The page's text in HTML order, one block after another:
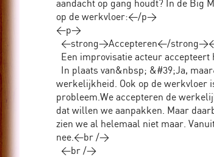
aandacht op gang houdt? In de Big
op de werkvloer:</p>
<p>
<strong>Accepteren</
Een improvisatie acteur
In plaats van&nbsp; &#39;Ja,
werkelijkheid. Ook op de werkvloer
probleem.We accepteren de
dat willen we aanpakken. Maar
zien we al helemaal niet maar.
nee.<br />
<br />